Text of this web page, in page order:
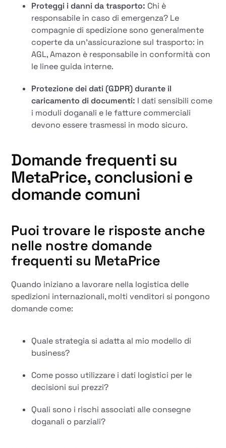
Proteggi i danni da trasporto: Chi è
responsabile in caso di emergenza? Le
compagnie di spedizione sono generalmente
coperte da un'assicurazione sul trasporto: in
AGL, Amazon è responsabile in conformità con
le linee guida interne.
Protezione dei dati (GDPR) durante il
caricamento di documenti: I dati sensibili come
i moduli doganali e le fatture commerciali
devono essere trasmessi in modo sicuro.
Domande frequenti su
MetaPrice, conclusioni e
domande comuni
Puoi trovare le risposte anche
nelle nostre domande
frequenti su MetaPrice
Quando iniziano a lavorare nella logistica delle
spedizioni internazionali, molti venditori si pongono
domande come:
Quale strategia si adatta al mio modello di
business?
Come posso utilizzare i dati logistici per le
decisioni sui prezzi?
Quali sono i rischi associati alle consegne
doganali o parziali?